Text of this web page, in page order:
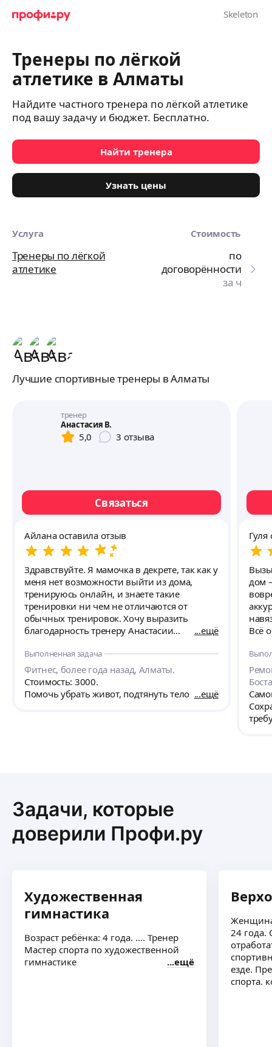
Тренеры по лёгкой
атлетике в Алматы
Найдите частного тренера по лёгкой атлетике
под вашу задачу и бюджет. Бесплатно.
Найти тренера
Узнать цены
Услуга Стоимость
Тренеры по лёгкой
атлетике
по
договорённости
за ч
Лучшие спортивные тренеры в Алматы
тренер
Анастасия В.
5,0 3 отзыва
Связаться
Айлана оставила отзыв
Здравствуйте. Я мамочка в декрете, так как у
меня нет возможности выйти из дома,
тренируюсь онлайн, и знаете такие
тренировки ни чем не отличаются от
обычных тренировок. Хочу выразить
благодарность тренеру Анастасии
теле, как и у любой девушки, хочется
видеть восхищения от мужского пола,
естественно получать комплименты от них,
поэтому у меня есть мотивация, но и
конечно же страх, страх того что, а вдруг не
какие группы мышц в данный момент
работают и как правильно делать, чтобы
упражнения были эффективны. Хоть и
пожалеете. Всем удачи, идите к мечте с
Анастасией Алексеевной ☺️
ещё
Выполненная задача
Фитнес, более года назад, Алматы.
Стоимость: 3000.
Помочь убрать живот, подтянуть тело
ещё
Гуля
дом
Всё
Задачи, которые
доверили Профи.ру
Художественная
гимнастика
Возраст ребёнка: 4 года. …. Тренер
Мастер спорта по художественной
гимнастике
ещё
24 года.
езде.
спорта.